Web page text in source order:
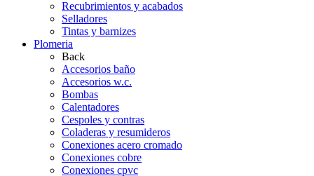
Recubrimientos y acabados
Selladores
Tintas y barnizes
Plomeria
Back
Accesorios baño
Accesorios w.c.
Bombas
Calentadores
Cespoles y contras
Coladeras y resumideros
Conexiones acero cromado
Conexiones cobre
Conexiones cpvc